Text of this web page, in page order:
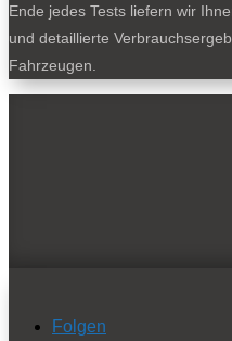
Ende jedes Tests liefern wir
und detaillierte
Fahrzeugen.
Folgen